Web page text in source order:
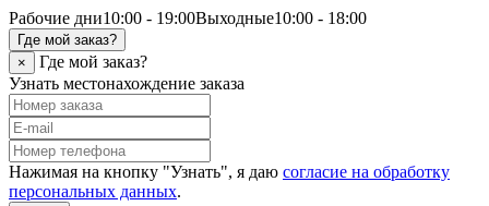
Рабочие дни10:00 - 19:00Выходные10:00 - 18:00
Где мой заказ?
×
Где мой заказ?
Узнать местонахождение заказа
Нажимая на кнопку "Узнать", я даю согласие на обработку
персональных данных.